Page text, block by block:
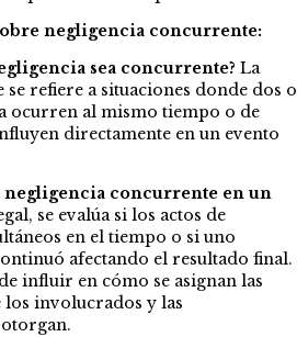
negligencia concurrente:
sea concurrente? La
refiere a situaciones donde dos o
ocurren al mismo tiempo o de
directamente en un evento
negligencia concurrente en un
se evalúa si los actos de
en el tiempo o si uno
afectando el resultado final.
influir en cómo se asignan las
involucrados y las
otorgan.